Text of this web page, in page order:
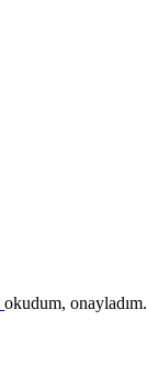
okudum, onayladım.